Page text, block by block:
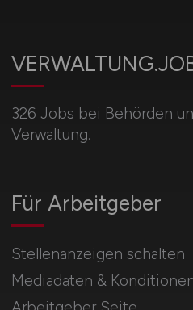
326 Jobs bei Behörden
Verwaltung.
Für Arbeitgeber
Stellenanzeigen schalten
Mediadaten &